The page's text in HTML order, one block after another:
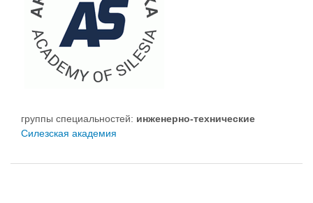
группы специальностей: инженерно-техническиe
Силезская академия